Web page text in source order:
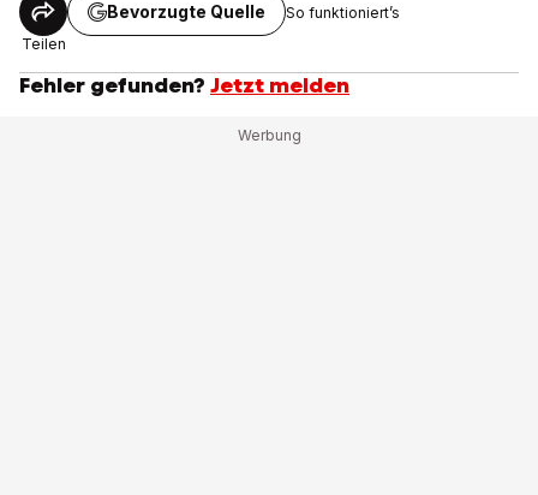
Teilen
Bevorzugte Quelle So funktioniert’s
Fehler gefunden? Jetzt melden